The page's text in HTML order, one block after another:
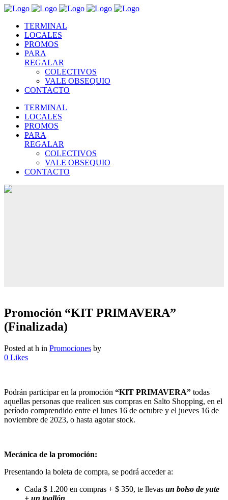
TERMINAL
LOCALES
PROMOS
PARA
REGALAR
COLECTIVOS
VALE OBSEQUIO
CONTACTO
TERMINAL
LOCALES
PROMOS
PARA
REGALAR
COLECTIVOS
VALE OBSEQUIO
CONTACTO
Promoción “KIT PRIMAVERA”
(Finalizada)
Posted at h in Promociones by
0 Likes
Podrán participar en la promoción “KIT PRIMAVERA” todas
aquellas personas que realicen sus compras en Salto Shopping, en el
período comprendido entre el lunes 16 de octubre y el jueves 16 de
noviembre de 2023, o hasta agotar stock.
Mecánica de la promoción:
Presentando la boleta de compra, se podrá acceder a:
Cada $ 1.200 en compras + $ 350, te llevas un bolso de yute
+ un toallón